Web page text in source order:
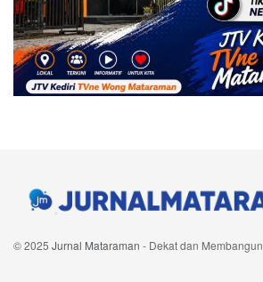
© 2025 Jurnal Mataraman - Dekat dan Membangun